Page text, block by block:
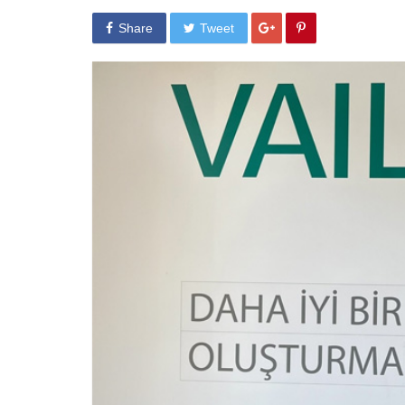
Share Tweet